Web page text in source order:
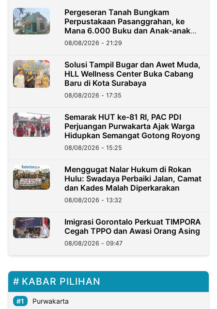
Pergeseran Tanah Bungkam
Perpustakaan Pasanggrahan, ke
Mana 6.000 Buku dan Anak-anak
Kini?
08/08/2026 - 21:29
Solusi Tampil Bugar dan Awet Muda,
HLL Wellness Center Buka Cabang
Baru di Kota Surabaya
08/08/2026 - 17:35
Semarak HUT ke-81 RI, PAC PDI
Perjuangan Purwakarta Ajak Warga
Hidupkan Semangat Gotong Royong
08/08/2026 - 15:25
Menggugat Nalar Hukum di Rokan
Hulu: Swadaya Perbaiki Jalan, Camat
dan Kades Malah Diperkarakan
08/08/2026 - 13:32
Imigrasi Gorontalo Perkuat TIMPORA
Cegah TPPO dan Awasi Orang Asing
08/08/2026 - 09:47
KABAR PILIHAN
Purwakarta